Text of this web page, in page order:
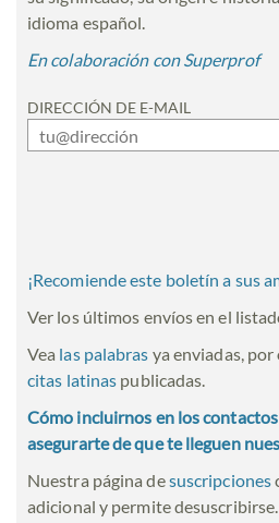
idioma español.
En colaboración con Superprof
DIRECCIÓN DE E-MAIL
¡Recomiende este boletín a sus
Ver los últimos envíos en el
Vea las palabras ya enviadas,
citas latinas publicadas.
Cómo incluirnos en los
asegurarte de que te lleguen
Nuestra página desuscripciones
adicional y permite desuscribirse.